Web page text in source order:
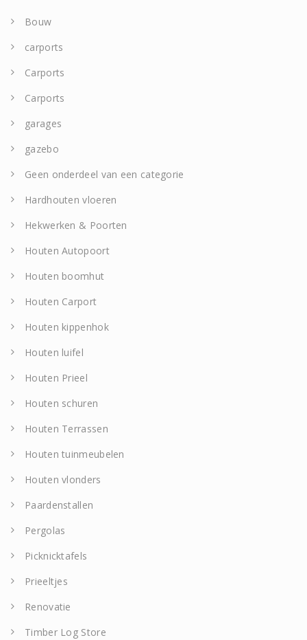
Bouw
carports
Carports
Carports
garages
gazebo
Geen onderdeel van een categorie
Hardhouten vloeren
Hekwerken & Poorten
Houten Autopoort
Houten boomhut
Houten Carport
Houten kippenhok
Houten luifel
Houten Prieel
Houten schuren
Houten Terrassen
Houten tuinmeubelen
Houten vlonders
Paardenstallen
Pergolas
Picknicktafels
Prieeltjes
Renovatie
Timber Log Store